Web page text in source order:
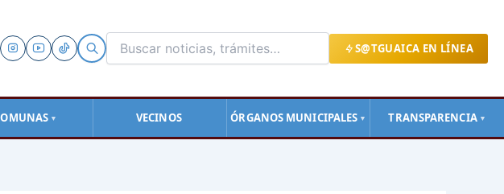
S@TGUAICA EN LÍNEA
▼ VECINOS ÓRGANOS MUNICIPALES ▼ TRANSPARENCIA ▼